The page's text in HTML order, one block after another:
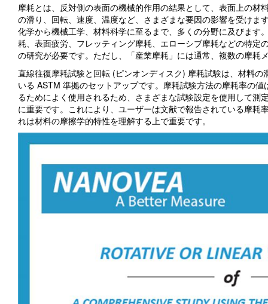
摩耗とは、反対側の表面の機械的作用の結果として、表面上の材
の滑り、回転、速度、温度など、さまざまな要因の影響を受けま
化学から機械工学、材料科学に至るまで、多くの分野に及びます
耗、表面疲労、フレッティング摩耗、エローシブ摩耗などの特定
の研究が必要です。ただし、「産業摩耗」には通常、複数の摩耗
直線往復摩耗試験と回転 (ピンオンディスク) 摩耗試験は、材料
いる ASTM 準拠のセットアップです。摩耗試験方法の摩耗率の
るためによく使用されるため、さまざまな試験設定を使用して測
に重要です。これにより、ユーザーは文献で報告されている摩耗
れは材料の摩擦学的特性を理解する上で重要です。